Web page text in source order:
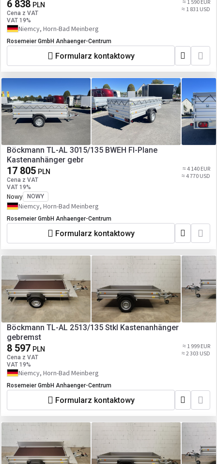
6 838 PLN
Cena z VAT
VAT 19%
≈ 1 590 EUR
≈ 1 831 USD
Niemcy, Horn-Bad Meinberg
Rosemeier GmbH Anhaenger-Centrum
Formularz kontaktowy
Böckmann TL-AL 3015/135 BWEH Fl-Plane
Kastenanhänger gebr
17 805 PLN
Cena z VAT
VAT 19%
≈ 4 140 EUR
≈ 4 770 USD
Nowy NOWY
Niemcy, Horn-Bad Meinberg
Rosemeier GmbH Anhaenger-Centrum
Formularz kontaktowy
Böckmann TL-AL 2513/135 Stkl Kastenanhänger
gebremst
8 597 PLN
Cena z VAT
VAT 19%
≈ 1 999 EUR
≈ 2 303 USD
Niemcy, Horn-Bad Meinberg
Rosemeier GmbH Anhaenger-Centrum
Formularz kontaktowy